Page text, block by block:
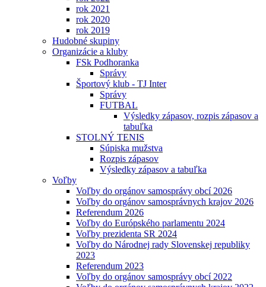
rok 2021
rok 2020
rok 2019
Hudobné skupiny
Organizácie a kluby
FSk Podhoranka
Správy
Športový klub - TJ Inter
Správy
FUTBAL
Výsledky zápasov, rozpis zápasov a
tabuľka
STOLNÝ TENIS
Súpiska mužstva
Rozpis zápasov
Výsledky zápasov a tabuľka
Voľby
Voľby do orgánov samosprávy obcí 2026
Voľby do orgánov samosprávnych krajov 2026
Referendum 2026
Voľby do Európského parlamentu 2024
Voľby prezidenta SR 2024
Voľby do Národnej rady Slovenskej republiky
2023
Referendum 2023
Voľby do orgánov samosprávy obcí 2022